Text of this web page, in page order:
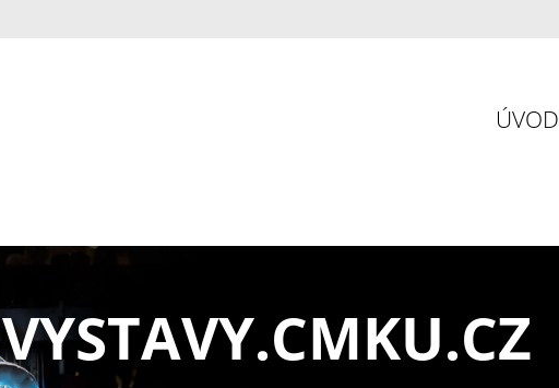
ÚVOD
VYSTAVY.CMKU.CZ